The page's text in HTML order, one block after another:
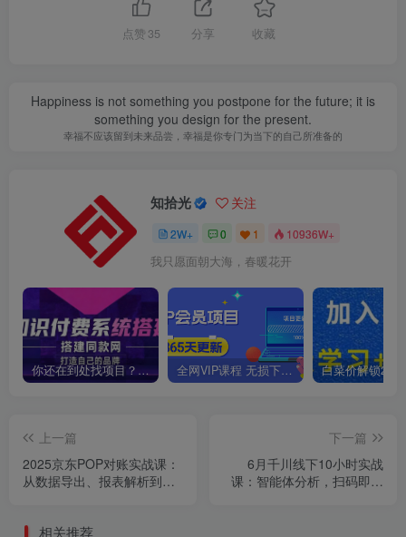
点赞 35 分享 收藏
Happiness is not something you postpone for the future; it is
something you design for the present.
幸福不应该留到未来品尝，幸福是你专门为当下的自己所准备的
知拾光 关注
2W+ 0 1 10936W+
我只愿面朝大海，春暖花开
你还在到处找项目？还在当韭菜？我靠卖项目一个月收入5万+，曾经我也是个失败者。 全网VIP课程 无损下载~
上一篇
2025京东POP对账实战课：
从数据导出、报表解析到成
下一篇
6月千川线下10小时实战
课：智能体分析，扫码即用
相关推荐